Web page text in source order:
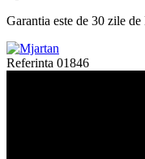
Garantia este de 30 zile
Referinta 01846